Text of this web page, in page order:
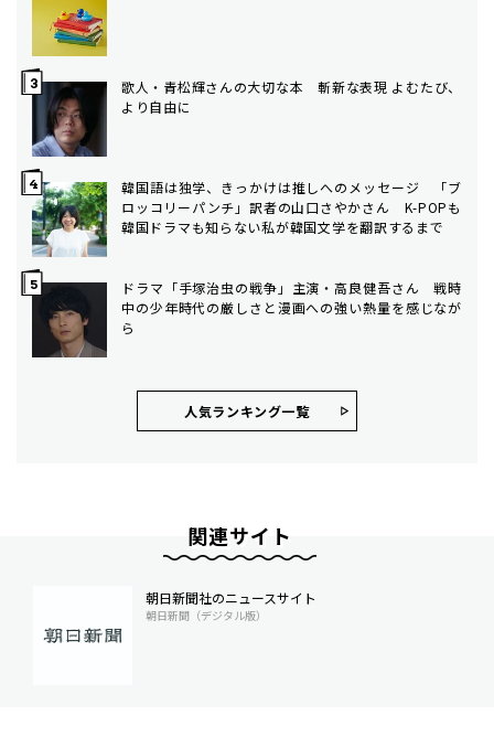
歌人・青松輝さんの大切な本 斬新な表現 よむたび、
より自由に
韓国語は独学、きっかけは推しへのメッセージ 「ブ
ロッコリーパンチ」訳者の山口さやかさん K-POPも
韓国ドラマも知らない私が韓国文学を翻訳するまで
ドラマ「手塚治虫の戦争」主演・高良健吾さん 戦時
中の少年時代の厳しさと漫画への強い熱量を感じなが
ら
人気ランキング⼀覧
関連サイト
朝日新聞社のニュースサイト
朝日新聞（デジタル版）